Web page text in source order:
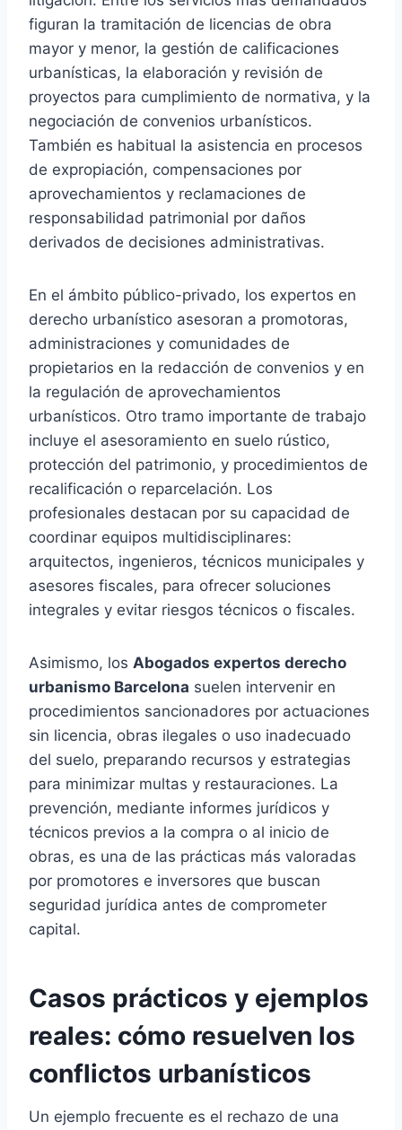
figuran la tramitación de licencias de obra
mayor y menor, la gestión de calificaciones
urbanísticas, la elaboración y revisión de
proyectos para cumplimiento de normativa, y la
negociación de convenios urbanísticos.
También es habitual la asistencia en procesos
de expropiación, compensaciones por
aprovechamientos y reclamaciones de
responsabilidad patrimonial por daños
derivados de decisiones administrativas.
En el ámbito público-privado, los expertos en
derecho urbanístico asesoran a promotoras,
administraciones y comunidades de
propietarios en la redacción de convenios y en
la regulación de aprovechamientos
urbanísticos. Otro tramo importante de trabajo
incluye el asesoramiento en suelo rústico,
protección del patrimonio, y procedimientos de
recalificación o reparcelación. Los
profesionales destacan por su capacidad de
coordinar equipos multidisciplinares:
arquitectos, ingenieros, técnicos municipales y
asesores fiscales, para ofrecer soluciones
integrales y evitar riesgos técnicos o fiscales.
Asimismo, los Abogados expertos derecho
urbanismo Barcelona suelen intervenir en
procedimientos sancionadores por actuaciones
sin licencia, obras ilegales o uso inadecuado
del suelo, preparando recursos y estrategias
para minimizar multas y restauraciones. La
prevención, mediante informes jurídicos y
técnicos previos a la compra o al inicio de
obras, es una de las prácticas más valoradas
por promotores e inversores que buscan
seguridad jurídica antes de comprometer
capital.
Casos prácticos y ejemplos
reales: cómo resuelven los
conflictos urbanísticos
Un ejemplo frecuente es el rechazo de una